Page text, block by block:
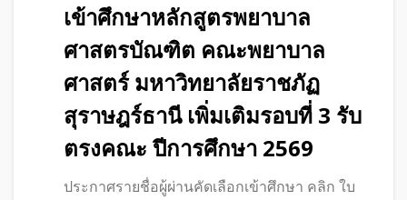
เข้าศึกษาหลักสูตรพยาบาล
ศาสตรบัณฑิต คณะพยาบาล
ศาสตร์ มหาวิทยาลัยราชภัฏ
สุราษฎร์ธานี เพิ่มเติมรอบที่ 3 รับ
ตรงคณะ ปีการศึกษา 2569
ประกาศรายชื่อผู้ผ่านคัดเลือกเข้าศึกษา คลิก ใบ